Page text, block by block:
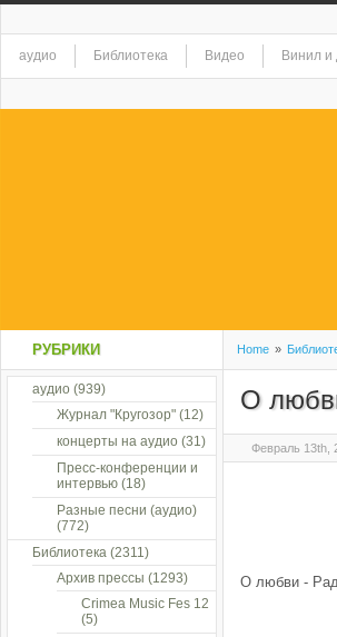
аудио Библиотека Видео Винил и
Home »
О
Февраль 13th,
О любви -
РУБРИКИ
аудио (939)
Журнал "Кругозор" (12)
концерты на аудио (31)
Пресс-конференции и
интервью (18)
Разные песни (аудио)
(772)
Библиотека (2311)
Архив прессы (1293)
Crimea Music Fes 12
(5)